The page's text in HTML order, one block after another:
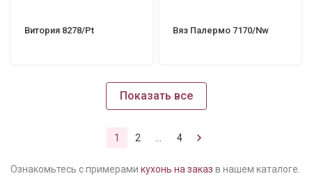
Витория 8278/Pt Вяз Палермо 7170/Nw
Показать все
1 2 4
Ознакомьтесь с примерами кухонь на заказ в нашем каталоге.